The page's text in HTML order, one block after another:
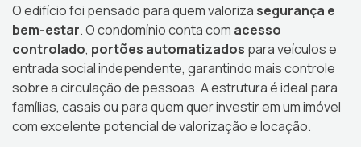
O edifício foi pensado para quem valoriza segurança e
bem-estar. O condomínio conta com acesso
controlado, portões automatizados para veículos e
entrada social independente, garantindo mais controle
sobre a circulação de pessoas. A estrutura é ideal para
famílias, casais ou para quem quer investir em um imóvel
com excelente potencial de valorização e locação.